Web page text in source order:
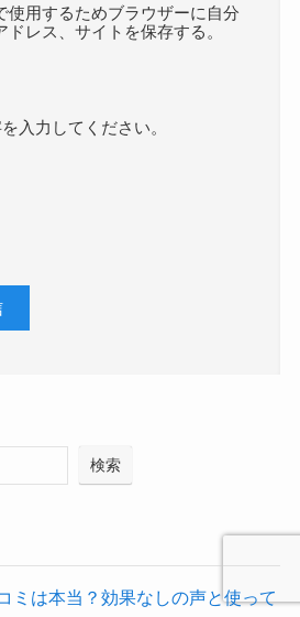
使用するためブラウザーに自分
レス、サイトを保存する。
入力してください。
検索
ミは本当？効果なしの声と使って